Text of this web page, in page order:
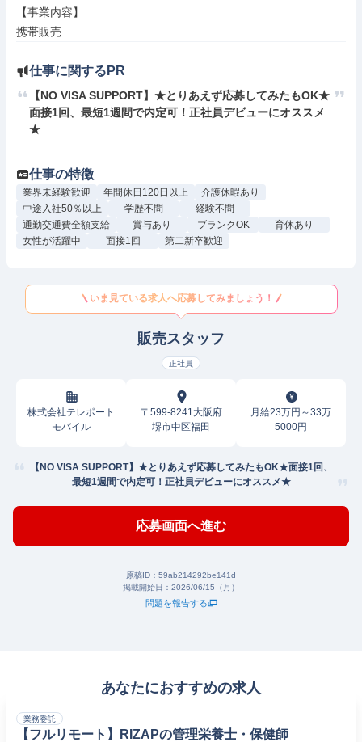
【事業内容】
携帯販売
仕事に関するPR
【NO VISA SUPPORT】★とりあえず応募してみたもOK★
面接1回、最短1週間で内定可！正社員デビューにオススメ
★
仕事の特徴
業界未経験歓迎 年間休日120日以上
介護休暇あり
中途入社50％以上
学歴不問
経験不問
通勤交通費全額支給
賞与あり ブランクOK
育休あり
女性が活躍中
面接1回 第二新卒歓迎
いま見ている求人へ応募してみましょう！
販売スタッフ
正社員
株式会社テレポート
モバイル
〒599-8241大阪府
堺市中区福田
月給23万円～33万
5000円
【NO VISA SUPPORT】★とりあえず応募してみたもOK★面接1回、
最短1週間で内定可！正社員デビューにオススメ★
応募画面へ進む
原稿ID： 59ab214292be141d
掲載開始日： 2026/06/15（月）
問題を報告する
あなたにおすすめの求人
業務委託
【フルリモート】RIZAPの管理栄養士・保健師